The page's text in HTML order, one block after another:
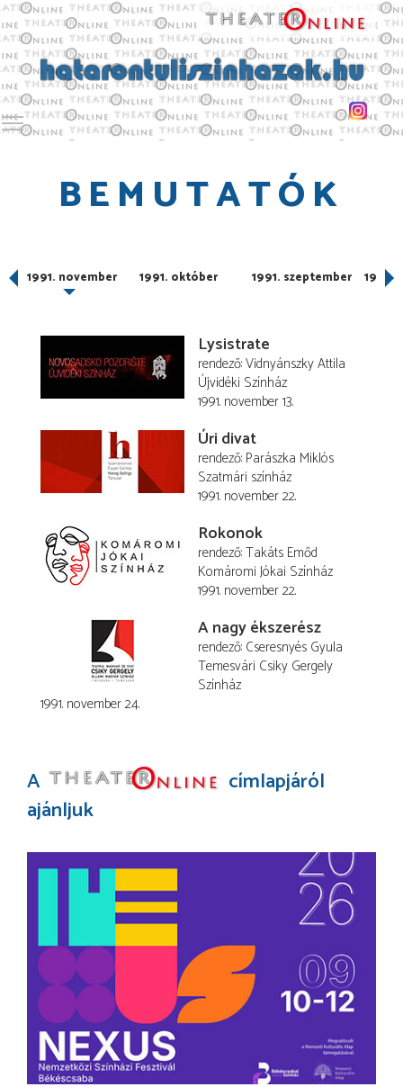
Toggle main menu visibility
BEMUTATÓK
1991. november 1991. október 1991. szeptember 1991.
Lysistrate
rendező Vidnyánszky Attila
Újvidéki Színház
1991. november 13.
Úri divat
rendező Parászka Miklós
Szatmári színház
1991. november 22.
Rokonok
rendező Takáts Emőd
Komáromi Jókai Színház
1991. november 22.
A nagy ékszerész
rendező Cseresnyés Gyula
Temesvári Csiky Gergely
Színház
1991. november 24.
A
címlapjáról
ajánljuk